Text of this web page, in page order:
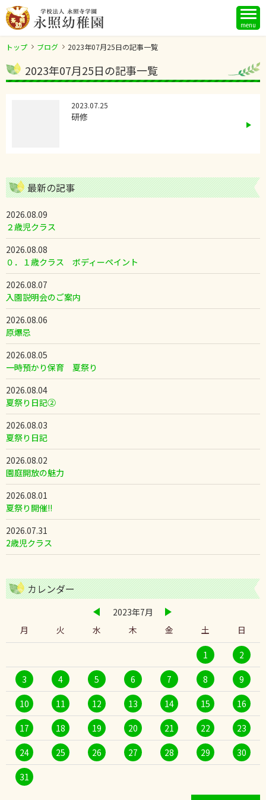
menu
トップ ブログ 2023年07月25日の記事一覧
2023年07月25日の記事一覧
2023.07.25
研修
最新の記事
2026.08.09
２歳児クラス
2026.08.08
０．１歳クラス ボディーペイント
2026.08.07
入園説明会のご案内
2026.08.06
原爆忌
2026.08.05
一時預かり保育 夏祭り
2026.08.04
夏祭り日記②
2026.08.03
夏祭り日記
2026.08.02
園庭開放の魅力
2026.08.01
夏祭り開催!!
2026.07.31
2歳児クラス
カレンダー
2023年7月
月
火 水 木 金 土 日
1 2
3 4 5 6 7 8 9
10 11 12 13 14 15 16
17 18 19 20 21 22 23
24 25 26 27 28 29 30
31